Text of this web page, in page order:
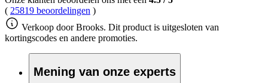
( 25819 beoordelingen )
Verkoop door Brooks. Dit product is uitgesloten van
kortingscodes en andere promoties.
Mening van onze experts